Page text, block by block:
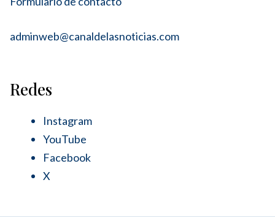
adminweb@canaldelasnoticias.com
Redes
Instagram
YouTube
Facebook
X